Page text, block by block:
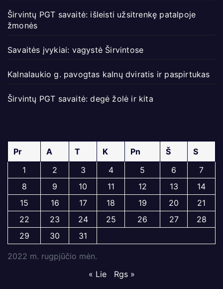
Širvintų PGT savaitė: išleisti užsitrenkę patalpoje
žmonės
Savaitės įvykiai: vagystė Širvintose
Kalnalaukio g. pavogtas kalnų dviratis ir paspirtukas
Širvintų PGT savaitė: degė žolė ir kita
2022 m. rugpjūčio mėn.
Pr A T K Pn Š
S
1
2 3 4 5 6
7
8
9 10 11 12 13
14
15
16 17 18 19 20
21
22
23 24 25 26 27
28
29
30 31
« Lie Rgs »